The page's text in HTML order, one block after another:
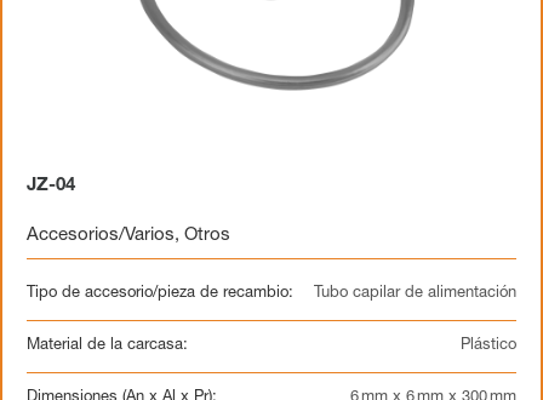
JZ-04
Accesorios/Varios, Otros
Tipo de accesorio/pieza de recambio: Tubo capilar de alimentación
Material de la carcasa: Plástico